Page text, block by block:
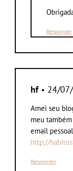
Responder
hf• 24/
Amei seu
meu
email
http://
Responder